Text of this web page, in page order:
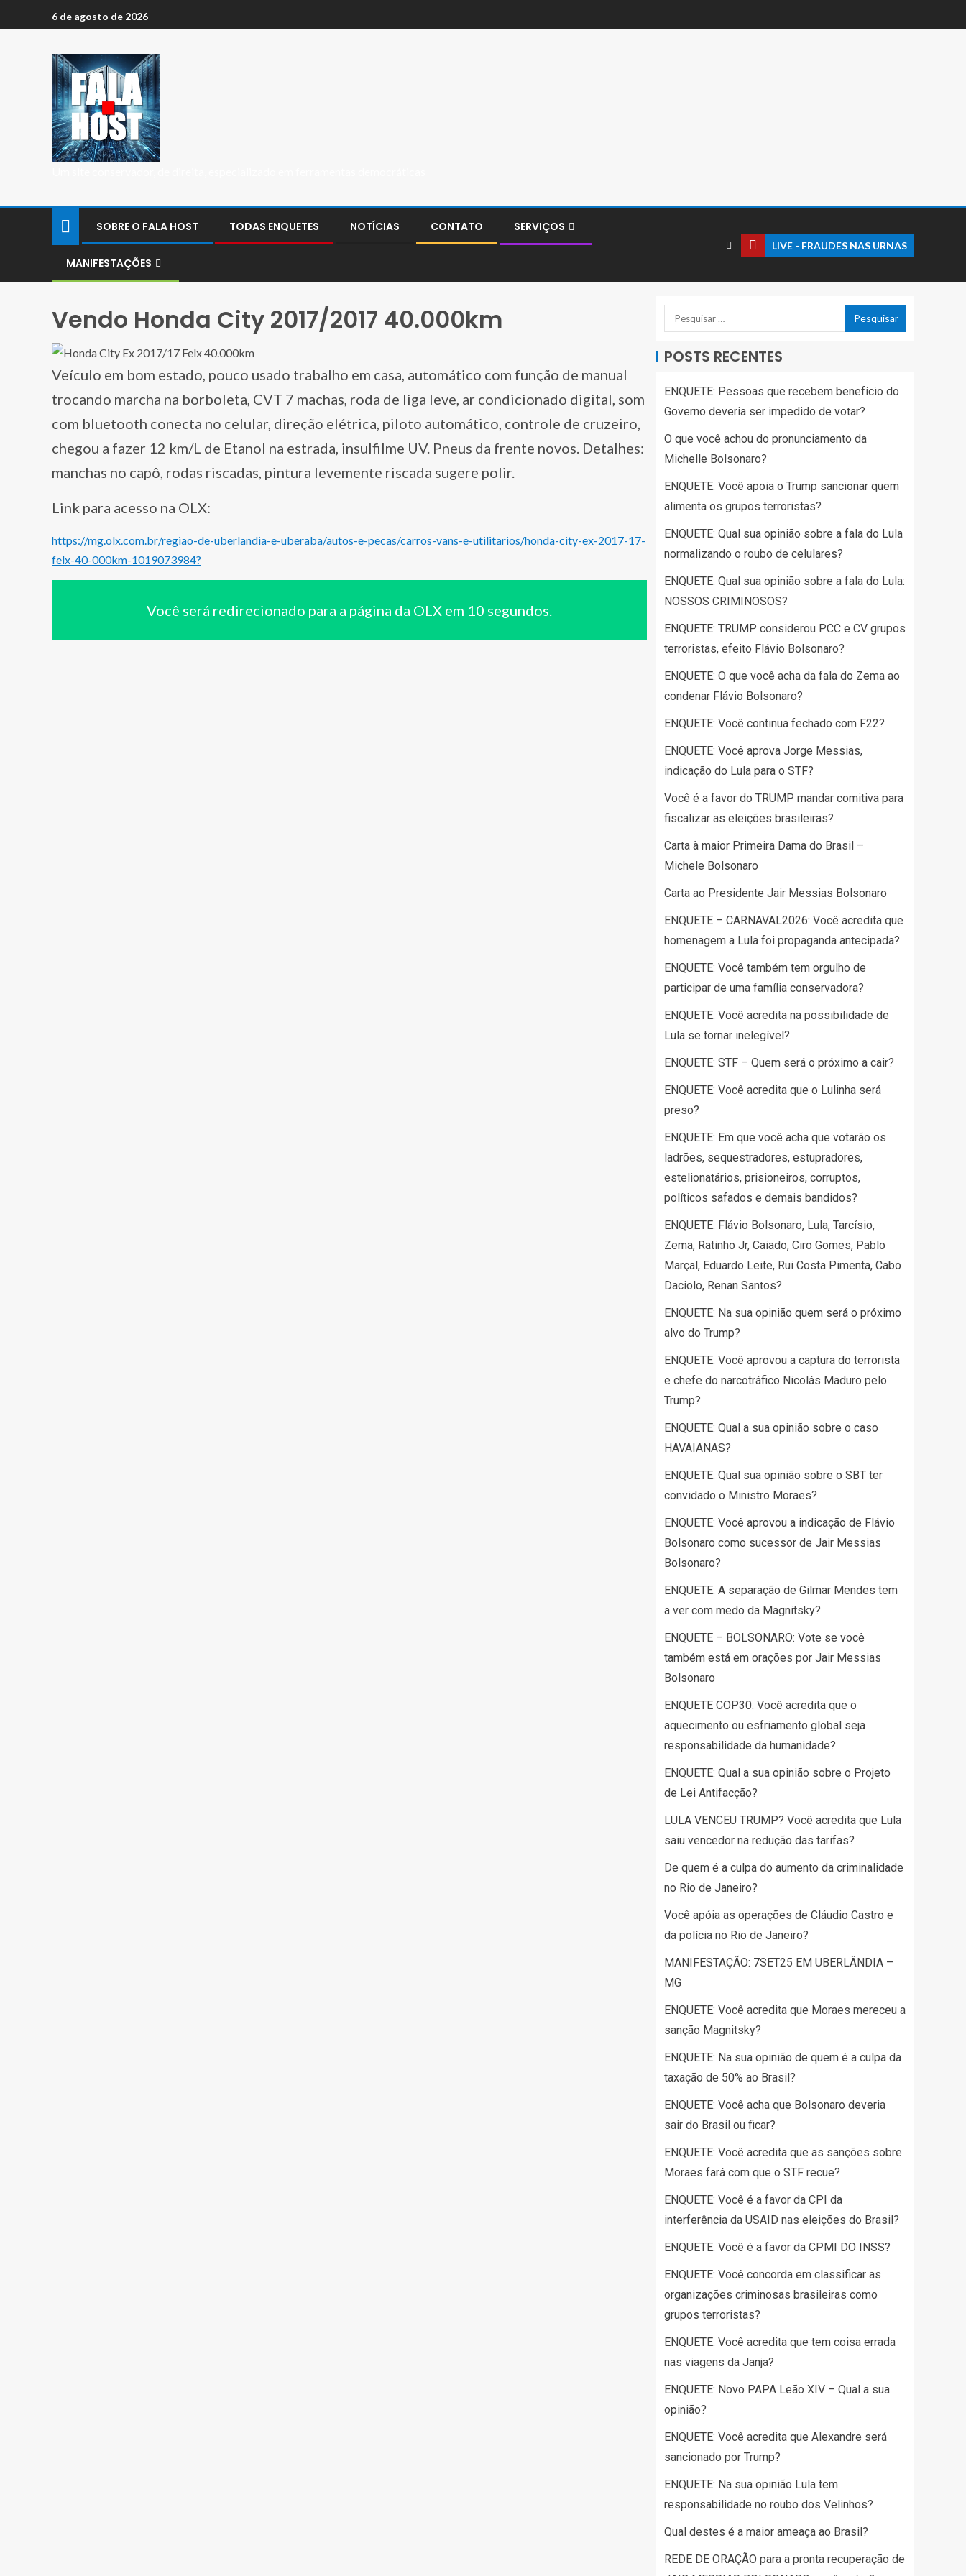
6 de agosto de 2026
SOBRE O FALA HOST TODAS ENQUETES NOTÍCIAS CONTATO SERVIÇOS
MANIFESTAÇÕES
LIVE - FRAUDES NAS URNAS
Vendo Honda City 2017/2017 40.000km
Veículo em bom estado, pouco usado trabalho em casa, automático com função de manual
trocando marcha na borboleta, CVT 7 machas, roda de liga leve, ar condicionado digital, som
com bluetooth conecta no celular, direção elétrica, piloto automático, controle de cruzeiro,
chegou a fazer 12 km/L de Etanol na estrada, insulfilme UV. Pneus da frente novos. Detalhes:
manchas no capô, rodas riscadas, pintura levemente riscada sugere polir.
Link para acesso na OLX:
https://mg.olx.com.br/regiao-de-uberlandia-e-uberaba/autos-e-pecas/carros-vans-e-utilitarios/honda-city-ex-2017-17-
felx-40-000km-1019073984?
Você será redirecionado para a página da OLX em 10 segundos.
POSTS RECENTES
ENQUETE: Pessoas que recebem benefício do
Governo deveria ser impedido de votar?
O que você achou do pronunciamento da
Michelle Bolsonaro?
ENQUETE: Você apoia o Trump sancionar quem
alimenta os grupos terroristas?
ENQUETE: Qual sua opinião sobre a fala do Lula
normalizando o roubo de celulares?
ENQUETE: Qual sua opinião sobre a fala do Lula:
NOSSOS CRIMINOSOS?
ENQUETE: TRUMP considerou PCC e CV grupos
terroristas, efeito Flávio Bolsonaro?
ENQUETE: O que você acha da fala do Zema ao
condenar Flávio Bolsonaro?
ENQUETE: Você continua fechado com F22?
ENQUETE: Você aprova Jorge Messias,
indicação do Lula para o STF?
Você é a favor do TRUMP mandar comitiva para
fiscalizar as eleições brasileiras?
Carta à maior Primeira Dama do Brasil –
Michele Bolsonaro
Carta ao Presidente Jair Messias Bolsonaro
ENQUETE – CARNAVAL2026: Você acredita que
homenagem a Lula foi propaganda antecipada?
ENQUETE: Você também tem orgulho de
participar de uma família conservadora?
ENQUETE: Você acredita na possibilidade de
Lula se tornar inelegível?
ENQUETE: STF – Quem será o próximo a cair?
ENQUETE: Você acredita que o Lulinha será
preso?
ENQUETE: Em que você acha que votarão os
ladrões, sequestradores, estupradores,
estelionatários, prisioneiros, corruptos,
políticos safados e demais bandidos?
ENQUETE: Flávio Bolsonaro, Lula, Tarcísio,
Zema, Ratinho Jr, Caiado, Ciro Gomes, Pablo
Marçal, Eduardo Leite, Rui Costa Pimenta, Cabo
Daciolo, Renan Santos?
ENQUETE: Na sua opinião quem será o próximo
alvo do Trump?
ENQUETE: Você aprovou a captura do terrorista
e chefe do narcotráfico Nicolás Maduro pelo
Trump?
ENQUETE: Qual a sua opinião sobre o caso
HAVAIANAS?
ENQUETE: Qual sua opinião sobre o SBT ter
convidado o Ministro Moraes?
ENQUETE: Você aprovou a indicação de Flávio
Bolsonaro como sucessor de Jair Messias
Bolsonaro?
ENQUETE: A separação de Gilmar Mendes tem
a ver com medo da Magnitsky?
ENQUETE – BOLSONARO: Vote se você
também está em orações por Jair Messias
Bolsonaro
ENQUETE COP30: Você acredita que o
aquecimento ou esfriamento global seja
responsabilidade da humanidade?
ENQUETE: Qual a sua opinião sobre o Projeto
de Lei Antifacção?
LULA VENCEU TRUMP? Você acredita que Lula
saiu vencedor na redução das tarifas?
De quem é a culpa do aumento da criminalidade
no Rio de Janeiro?
Você apóia as operações de Cláudio Castro e
da polícia no Rio de Janeiro?
MANIFESTAÇÃO: 7SET25 EM UBERLÂNDIA –
MG
ENQUETE: Você acredita que Moraes mereceu a
sanção Magnitsky?
ENQUETE: Na sua opinião de quem é a culpa da
taxação de 50% ao Brasil?
ENQUETE: Você acha que Bolsonaro deveria
sair do Brasil ou ficar?
ENQUETE: Você acredita que as sanções sobre
Moraes fará com que o STF recue?
ENQUETE: Você é a favor da CPI da
interferência da USAID nas eleições do Brasil?
ENQUETE: Você é a favor da CPMI DO INSS?
ENQUETE: Você concorda em classificar as
organizações criminosas brasileiras como
grupos terroristas?
ENQUETE: Você acredita que tem coisa errada
nas viagens da Janja?
ENQUETE: Novo PAPA Leão XIV – Qual a sua
opinião?
ENQUETE: Você acredita que Alexandre será
sancionado por Trump?
ENQUETE: Na sua opinião Lula tem
responsabilidade no roubo dos Velinhos?
Qual destes é a maior ameaça ao Brasil?
REDE DE ORAÇÃO para a pronta recuperação de